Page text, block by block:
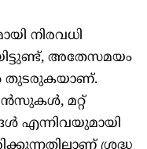
നിരവധി
അതേസമയം
തുടരുകയാണ്.
മറ്റ്
എന്നിവയുമായി